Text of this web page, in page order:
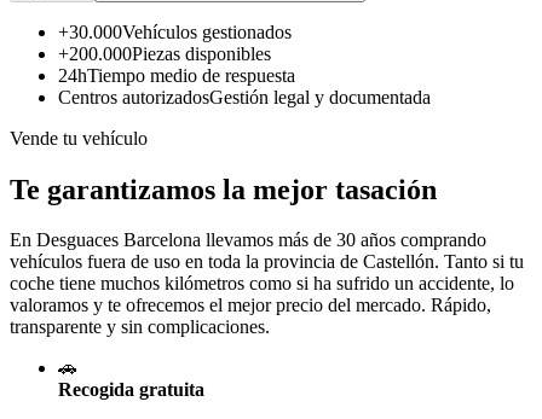
+30.000Vehículos gestionados
+200.000Piezas disponibles
24hTiempo medio de respuesta
Centros autorizadosGestión legal y documentada
Vende tu vehículo
Te garantizamos la mejor tasación
En Desguaces Barcelona llevamos más de 30 años comprando
vehículos fuera de uso en toda la provincia de Castellón. Tanto si tu
coche tiene muchos kilómetros como si ha sufrido un accidente, lo
valoramos y te ofrecemos el mejor precio del mercado. Rápido,
transparente y sin complicaciones.
🚗
Recogida gratuita